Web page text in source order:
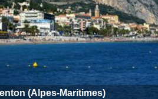
(Alpes-Maritimes)